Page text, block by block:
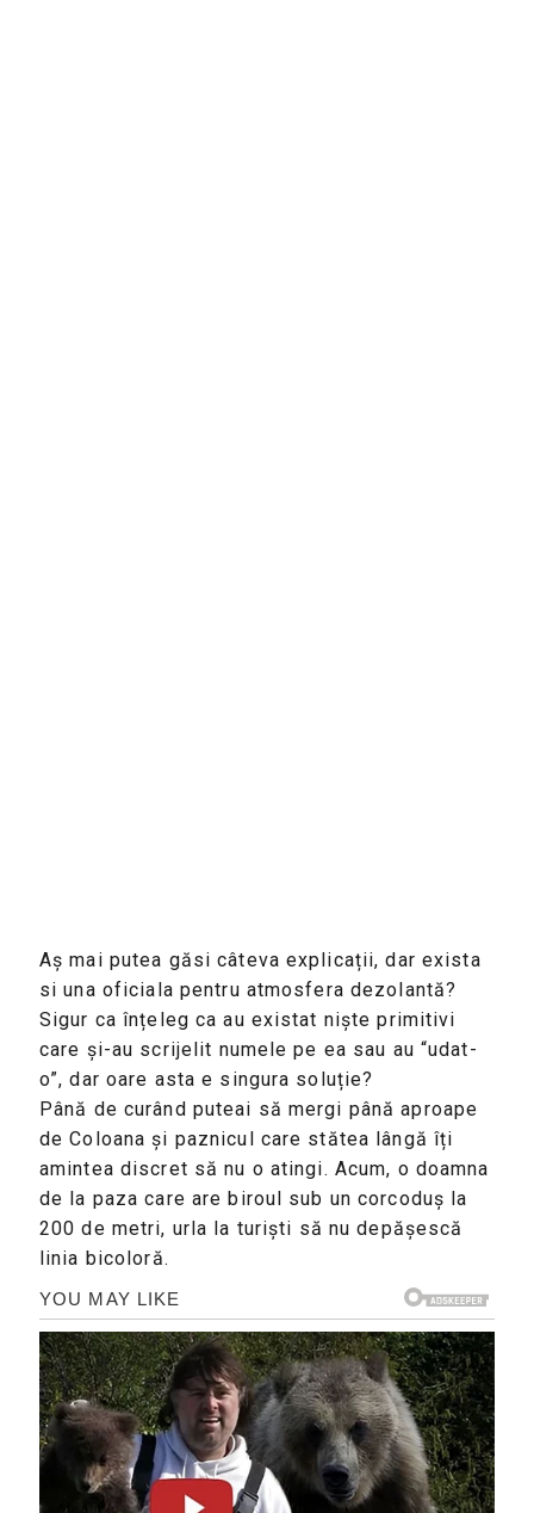
Aș mai putea găsi câteva explicații, dar exista
si una oficiala pentru atmosfera dezolantă?
Sigur ca înțeleg ca au existat niște primitivi
care și-au scrijelit numele pe ea sau au “udat-
o”, dar oare asta e singura soluție?
Până de curând puteai să mergi până aproape
de Coloana și paznicul care stătea lângă îți
amintea discret să nu o atingi. Acum, o doamna
de la paza care are biroul sub un corcoduș la
200 de metri, urla la turiști să nu depășescă
linia bicoloră.